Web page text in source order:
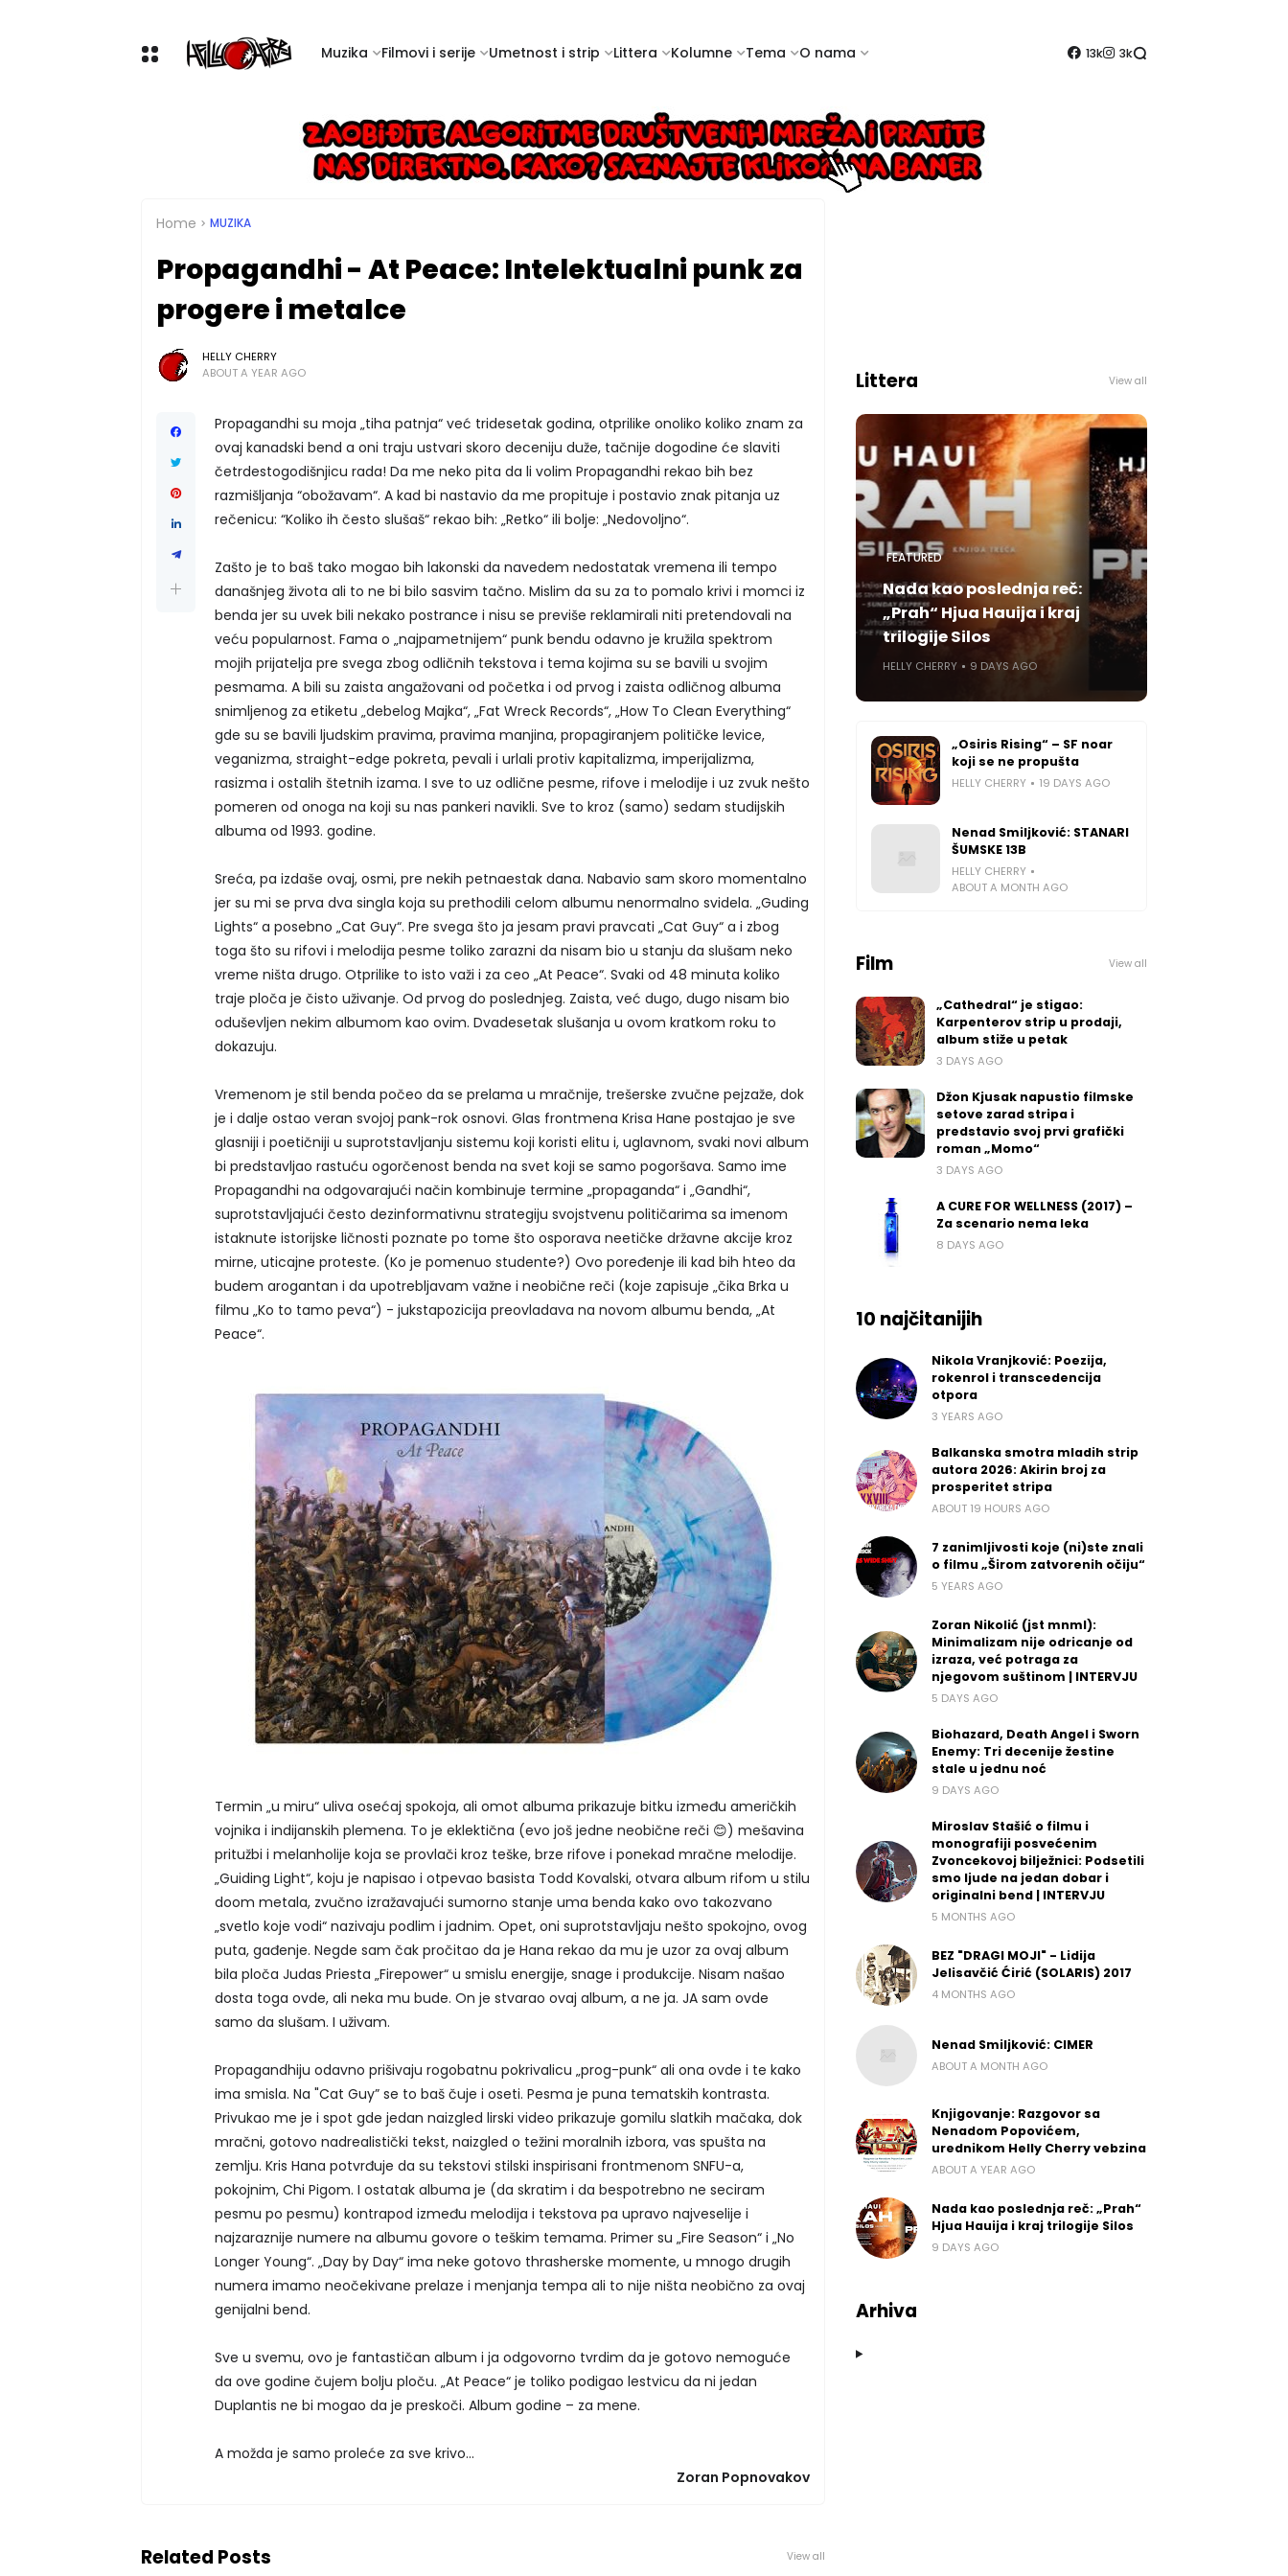
Muzika Filmovi i serije Umetnost i strip Littera Kolumne Tema O nama 13k 3k
Home MUZIKA
Propagandhi - At Peace: Intelektualni punk za
progere i metalce
HELLY CHERRY
ABOUT A YEAR AGO
Propagandhi su moja „tiha patnja“ već tridesetak godina, otprilike onoliko koliko znam za
ovaj kanadski bend a oni traju ustvari skoro deceniju duže, tačnije dogodine će slaviti
četrdestogodišnjicu rada! Da me neko pita da li volim Propagandhi rekao bih bez
razmišljanja “obožavam“. A kad bi nastavio da me propituje i postavio znak pitanja uz
rečenicu: “Koliko ih često slušaš“ rekao bih: „Retko“ ili bolje: „Nedovoljno“.
Zašto je to baš tako mogao bih lakonski da navedem nedostatak vremena ili tempo
današnjeg života ali to ne bi bilo sasvim tačno. Mislim da su za to pomalo krivi i momci iz
benda jer su uvek bili nekako postrance i nisu se previše reklamirali niti pretendovali na
veću popularnost. Fama o „najpametnijem“ punk bendu odavno je kružila spektrom
mojih prijatelja pre svega zbog odličnih tekstova i tema kojima su se bavili u svojim
pesmama. A bili su zaista angažovani od početka i od prvog i zaista odličnog albuma
snimljenog za etiketu „debelog Majka“, „Fat Wreck Records“, „How To Clean Everything“
gde su se bavili ljudskim pravima, pravima manjina, propagiranjem političke levice,
veganizma, straight-edge pokreta, pevali i urlali protiv kapitalizma, imperijalizma,
rasizma i ostalih štetnih izama. I sve to uz odlične pesme, rifove i melodije i uz zvuk nešto
pomeren od onoga na koji su nas pankeri navikli. Sve to kroz (samo) sedam studijskih
albuma od 1993. godine.
Sreća, pa izdaše ovaj, osmi, pre nekih petnaestak dana. Nabavio sam skoro momentalno
jer su mi se prva dva singla koja su prethodili celom albumu nenormalno svidela. „Guding
Lights“ a posebno „Cat Guy“. Pre svega što ja jesam pravi pravcati „Cat Guy“ a i zbog
toga što su rifovi i melodija pesme toliko zarazni da nisam bio u stanju da slušam neko
vreme ništa drugo. Otprilike to isto važi i za ceo „At Peace“. Svaki od 48 minuta koliko
traje ploča je čisto uživanje. Od prvog do poslednjeg. Zaista, već dugo, dugo nisam bio
oduševljen nekim albumom kao ovim. Dvadesetak slušanja u ovom kratkom roku to
dokazuju.
Vremenom je stil benda počeo da se prelama u mračnije, trešerske zvučne pejzaže, dok
je i dalje ostao veran svojoj pank-rok osnovi. Glas frontmena Krisa Hane postajao je sve
glasniji i poetičniji u suprotstavljanju sistemu koji koristi elitu i, uglavnom, svaki novi album
bi predstavljao rastuću ogorčenost benda na svet koji se samo pogoršava. Samo ime
Propagandhi na odgovarajući način kombinuje termine „propaganda“ i „Gandhi“,
suprotstavljajući često dezinformativnu strategiju svojstvenu političarima sa imenom
istaknute istorijske ličnosti poznate po tome što osporava neetičke državne akcije kroz
mirne, uticajne proteste. (Ko je pomenuo studente?) Ovo poređenje ili kad bih hteo da
budem arogantan i da upotrebljavam važne i neobične reči (koje zapisuje „čika Brka u
filmu „Ko to tamo peva“) - jukstapozicija preovladava na novom albumu benda, „At
Peace“.
Termin „u miru“ uliva osećaj spokoja, ali omot albuma prikazuje bitku između američkih
vojnika i indijanskih plemena. To je eklektična (evo još jedne neobične reči 😊) mešavina
pritužbi i melanholije koja se provlači kroz teške, brze rifove i ponekad mračne melodije.
„Guiding Light“, koju je napisao i otpevao basista Todd Kovalski, otvara album rifom u stilu
doom metala, zvučno izražavajući sumorno stanje uma benda kako ovo takozvano
„svetlo koje vodi“ nazivaju podlim i jadnim. Opet, oni suprotstavljaju nešto spokojno, ovog
puta, gađenje. Negde sam čak pročitao da je Hana rekao da mu je uzor za ovaj album
bila ploča Judas Priesta „Firepower“ u smislu energije, snage i produkcije. Nisam našao
dosta toga ovde, ali neka mu bude. On je stvarao ovaj album, a ne ja. JA sam ovde
samo da slušam. I uživam.
Propagandhiju odavno prišivaju rogobatnu pokrivalicu „prog-punk“ ali ona ovde i te kako
ima smisla. Na "Cat Guy” se to baš čuje i oseti. Pesma je puna tematskih kontrasta.
Privukao me je i spot gde jedan naizgled lirski video prikazuje gomilu slatkih mačaka, dok
mračni, gotovo nadrealistički tekst, naizgled o težini moralnih izbora, vas spušta na
zemlju. Kris Hana potvrđuje da su tekstovi stilski inspirisani frontmenom SNFU-a,
pokojnim, Chi Pigom. I ostatak albuma je (da skratim i da bespotrebno ne seciram
pesmu po pesmu) kontrapod između melodija i tekstova pa upravo najveselije i
najzaraznije numere na albumu govore o teškim temama. Primer su „Fire Season“ i „No
Longer Young“. „Day by Day“ ima neke gotovo thrasherske momente, u mnogo drugih
numera imamo neočekivane prelaze i menjanja tempa ali to nije ništa neobično za ovaj
genijalni bend.
Sve u svemu, ovo je fantastičan album i ja odgovorno tvrdim da je gotovo nemoguće
da ove godine čujem bolju ploču. „At Peace“ je toliko podigao lestvicu da ni jedan
Duplantis ne bi mogao da je preskoči. Album godine – za mene.
A možda je samo proleće za sve krivo...
Zoran Popnovakov
Related Posts View all
Littera View all
FEATURED
Nada kao poslednja reč:
„Prah“ Hjua Hauija i kraj
trilogije Silos
HELLY CHERRY 9 DAYS AGO
„Osiris Rising“ – SF noar
koji se ne propušta
HELLY CHERRY 19 DAYS AGO
Nenad Smiljković: STANARI
ŠUMSKE 13B
HELLY CHERRY
ABOUT A MONTH AGO
Film View all
„Cathedral“ je stigao:
Karpenterov strip u prodaji,
album stiže u petak
3 DAYS AGO
Džon Kjusak napustio filmske
setove zarad stripa i
predstavio svoj prvi grafički
roman „Momo“
3 DAYS AGO
A CURE FOR WELLNESS (2017) –
Za scenario nema leka
8 DAYS AGO
10 najčitanijih
Nikola Vranjković: Poezija,
rokenrol i transcedencija
otpora
3 YEARS AGO
Balkanska smotra mladih strip
autora 2026: Akirin broj za
prosperitet stripa
ABOUT 19 HOURS AGO
7 zanimljivosti koje (ni)ste znali
o filmu „Širom zatvorenih očiju“
5 YEARS AGO
Zoran Nikolić (jst mnml):
Minimalizam nije odricanje od
izraza, već potraga za
njegovom suštinom | INTERVJU
5 DAYS AGO
Biohazard, Death Angel i Sworn
Enemy: Tri decenije žestine
stale u jednu noć
9 DAYS AGO
Miroslav Stašić o filmu i
monografiji posvećenim
Zvoncekovoj bilježnici: Podsetili
smo ljude na jedan dobar i
originalni bend | INTERVJU
5 MONTHS AGO
BEZ "DRAGI MOJI" - Lidija
Jelisavčić Ćirić (SOLARIS) 2017
4 MONTHS AGO
Nenad Smiljković: CIMER
ABOUT A MONTH AGO
Knjigovanje: Razgovor sa
Nenadom Popovićem,
urednikom Helly Cherry vebzina
ABOUT A YEAR AGO
Nada kao poslednja reč: „Prah“
Hjua Hauija i kraj trilogije Silos
9 DAYS AGO
Arhiva